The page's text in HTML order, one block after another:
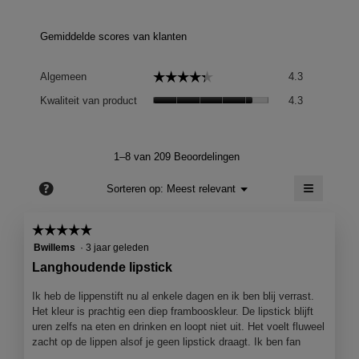
Gemiddelde scores van klanten
Algemeen ☆☆☆☆☆
☆☆☆☆☆ 4.3
Kwaliteit van product 4.3
4.3
1–8 van 209 Beoordelingen
? Sorteren op: Meest relevant ▼
Menu ≡
de
inhoud
☆☆☆☆☆
☆☆☆☆☆
5
van
sterren.
Bwillems · 3 jaar geleden
Langhoudende lipstick
Ik heb de lippenstift nu al enkele dagen en ik ben blij verrast.
Het kleur is prachtig een diep frambooskleur. De lipstick blijft
uren zelfs na eten en drinken en loopt niet uit. Het voelt fluweel
zacht op de lippen alsof je geen lipstick draagt. Ik ben fan